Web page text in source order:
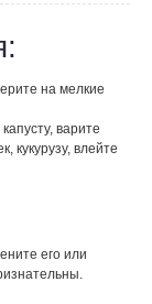
на мелкие
варите
кукурузу, влейте
его или